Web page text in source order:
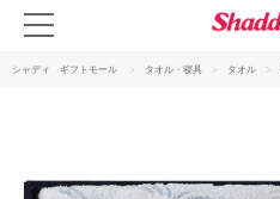
シャディ ギフトモール タオル・寝具 タオル